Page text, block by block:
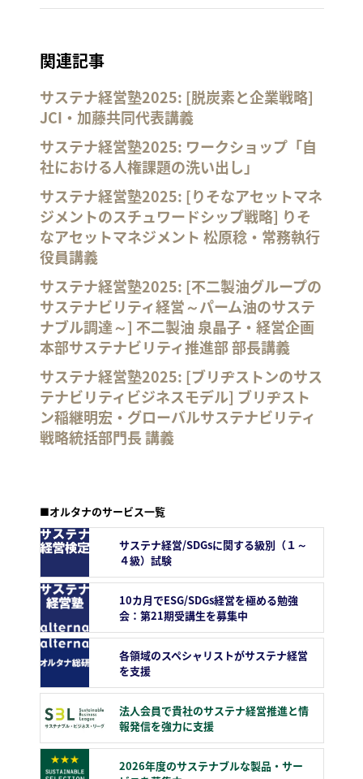
関連記事
サステナ経営塾2025: [脱炭素と企業戦略]
JCI・加藤共同代表講義
サステナ経営塾2025: ワークショップ「自
社における人権課題の洗い出し」
サステナ経営塾2025: [りそなアセットマネ
ジメントのスチュワードシップ戦略] りそ
なアセットマネジメント 松原稔・常務執行
役員講義
サステナ経営塾2025: [不二製油グループの
サステナビリティ経営～パーム油のサステ
ナブル調達～] 不二製油 泉晶子・経営企画
本部サステナビリティ推進部 部長講義
サステナ経営塾2025: [ブリヂストンのサス
テナビリティビジネスモデル] ブリヂスト
ン稲継明宏・グローバルサステナビリティ
戦略統括部門長 講義
■オルタナのサービス一覧
サステナ経営/SDGsに関する級別（１～
４級）試験
10カ月でESG/SDGs経営を極める勉強
会：第21期受講生を募集中
各領域のスペシャリストがサステナ経営
を支援
法人会員で貴社のサステナ経営推進と情
報発信を強力に支援
2026年度のサステナブルな製品・サー